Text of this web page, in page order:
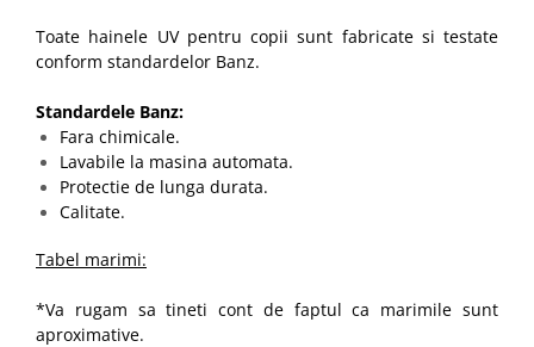
Toate hainele UV pentru copii sunt fabricate si testate
conform standardelor Banz.
Standardele Banz:
Fara chimicale.
Lavabile la masina automata.
Protectie de lunga durata​​​​​​.
Calitate.
Tabel marimi:
*Va rugam sa tineti cont de faptul ca marimile sunt
aproximative.